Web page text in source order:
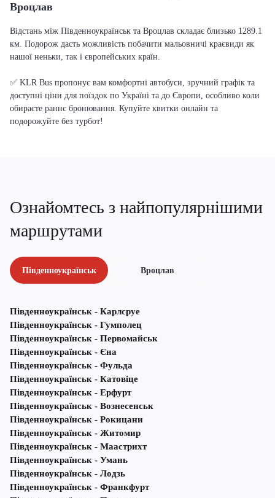
Вроцлав
Відстань між Південноукраїнськ та Вроцлав складає близько 1289.1
км. Подорож дасть можливість побачити мальовничі краєвиди як
нашої неньки, так і європейських країн.
✅ KLR Bus пропонує вам комфортні автобуси, зручний графік та
доступні ціни для поїздок по Україні та до Європи, особливо коли
обираєте раннє бронювання. Купуйте квитки онлайн та
подорожуйте без турбот!
Ознайомтесь з найпопулярнішими
маршрутами
Південноукраїнськ Вроцлав
Південноукраїнськ - Карлсруе
Південноукраїнськ - Гумполец
Південноукраїнськ - Первомайськ
Південноукраїнськ - Єна
Південноукраїнськ - Фульда
Південноукраїнськ - Катовіце
Південноукраїнськ - Ерфурт
Південноукраїнськ - Вознесенськ
Південноукраїнськ - Рокицани
Південноукраїнськ - Житомир
Південноукраїнськ - Маастрихт
Південноукраїнськ - Умань
Південноукраїнськ - Лодзь
Південноукраїнськ - Франкфурт